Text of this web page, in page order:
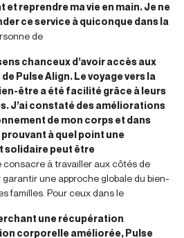
reprendre ma vie en main. Je ne
ce service à quiconque dans la
de
chanceux d’avoir accès aux
Pulse Align. Le voyage vers la
être a été facilité grâce à leurs
J’ai constaté des améliorations
de mon corps et dans
à quel point une
solidaire peut être
consacre à travailler aux côtés de
une approche globale du bien-
familles. Pour ceux dans le
une récupération
corporelle améliorée, Pulse